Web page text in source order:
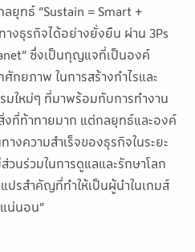
ยุทธ์ “Sustain = Smart +
างธุรกิจได้อย่างยั่งยืน ผ่าน 3Ps
ซึ่งเป็นกุญแจที่เป็นองค์
ยภาพ ในการสร้างกำไรและ
ใหม่ๆ ที่มาพร้อมกับการทำงาน
งที่ท้าทายมาก แต่กลยุทธ์และองค์
งความสำเร็จของธุรกิจในระยะ
วนร่วมในการดูแลและรักษาโลก
ปรสำคัญที่ทำให้เป็นผู้นำในเกมส์
น่นอน”